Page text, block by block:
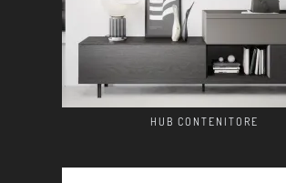
HUB CONTENITORE